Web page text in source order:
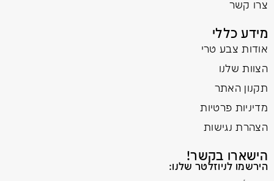
צרו קשר
מידע כללי
אודות צבע טרי
הצוות שלנו
תקנון האתר
מדיניות פרטיות
הצהרת נגישות
הישארו בקשר!
הירשמו לניוזלטר שלנו: